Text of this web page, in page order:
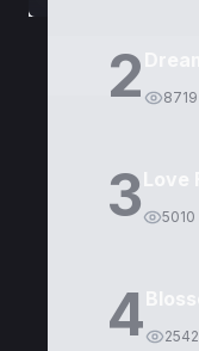
2 8719
3 5010
4 2542